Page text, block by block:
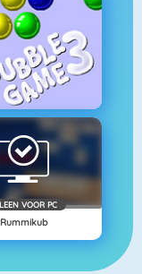
VOOR PC
Rummikub